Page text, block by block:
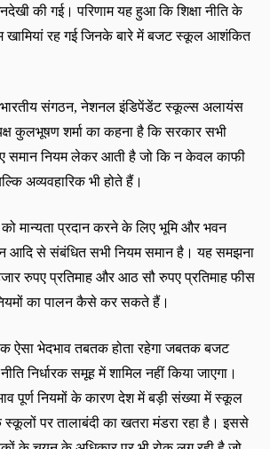
की गई। परिणाम यह हुआ कि शिक्षा नीति के
खामियां रह गई जिनके बारे में बजट स्कूल आशंकित
संगठन,नेशनल इंडिपेंडेंट स्कूल्स अलायंस
कुलभूषण शर्मा का कहना है कि सरकार सभी
समान नियम लेकर आती है जो कि न केवल काफी
अव्यवहारिक भी होते हैं।
मान्यता प्रदान करने के लिए भूमि और भवन
आदि से संबंधित सभी नियम समान है। यह समझना
रुपए प्रतिमाह और आठ सौ रुपए प्रतिमाह फीस
का पालन कैसे कर सकते हैं।
ऐसा भेदभाव तबतक होता रहेगा जबतक बजट
निर्धारक समूह में शामिल नहीं किया जाएगा।
पूर्ण नियमों के कारण देश में बड़ी संख्या में स्कूल
पर तालाबंदी का खतरा मंडरा रहा है। इससे